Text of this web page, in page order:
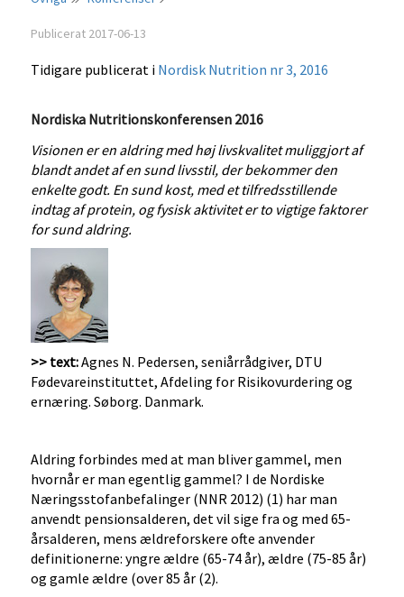
Publicerat 2017-06-13
Tidigare publicerat i Nordisk Nutrition nr 3, 2016
Nordiska Nutritionskonferensen 2016
Visionen er en aldring med høj livskvalitet muliggjort af
blandt andet af en sund livsstil, der bekommer den
enkelte godt. En sund kost, med et tilfredsstillende
indtag af protein, og fysisk aktivitet er to vigtige faktorer
for sund aldring.
>> text:Agnes N. Pedersen, seniårrådgiver, DTU
Fødevareinstituttet, Afdeling for Risikovurdering og
ernæring. Søborg. Danmark.
Aldring forbindes med at man bliver gammel, men
hvornår er man egentlig gammel? I de Nordiske
Næringsstofanbefalinger (NNR 2012) (1) har man
anvendt pensionsalderen, det vil sige fra og med 65-
årsalderen, mens ældreforskere ofte anvender
definitionerne: yngre ældre (65-74 år), ældre (75-85 år)
og gamle ældre (over 85 år (2).